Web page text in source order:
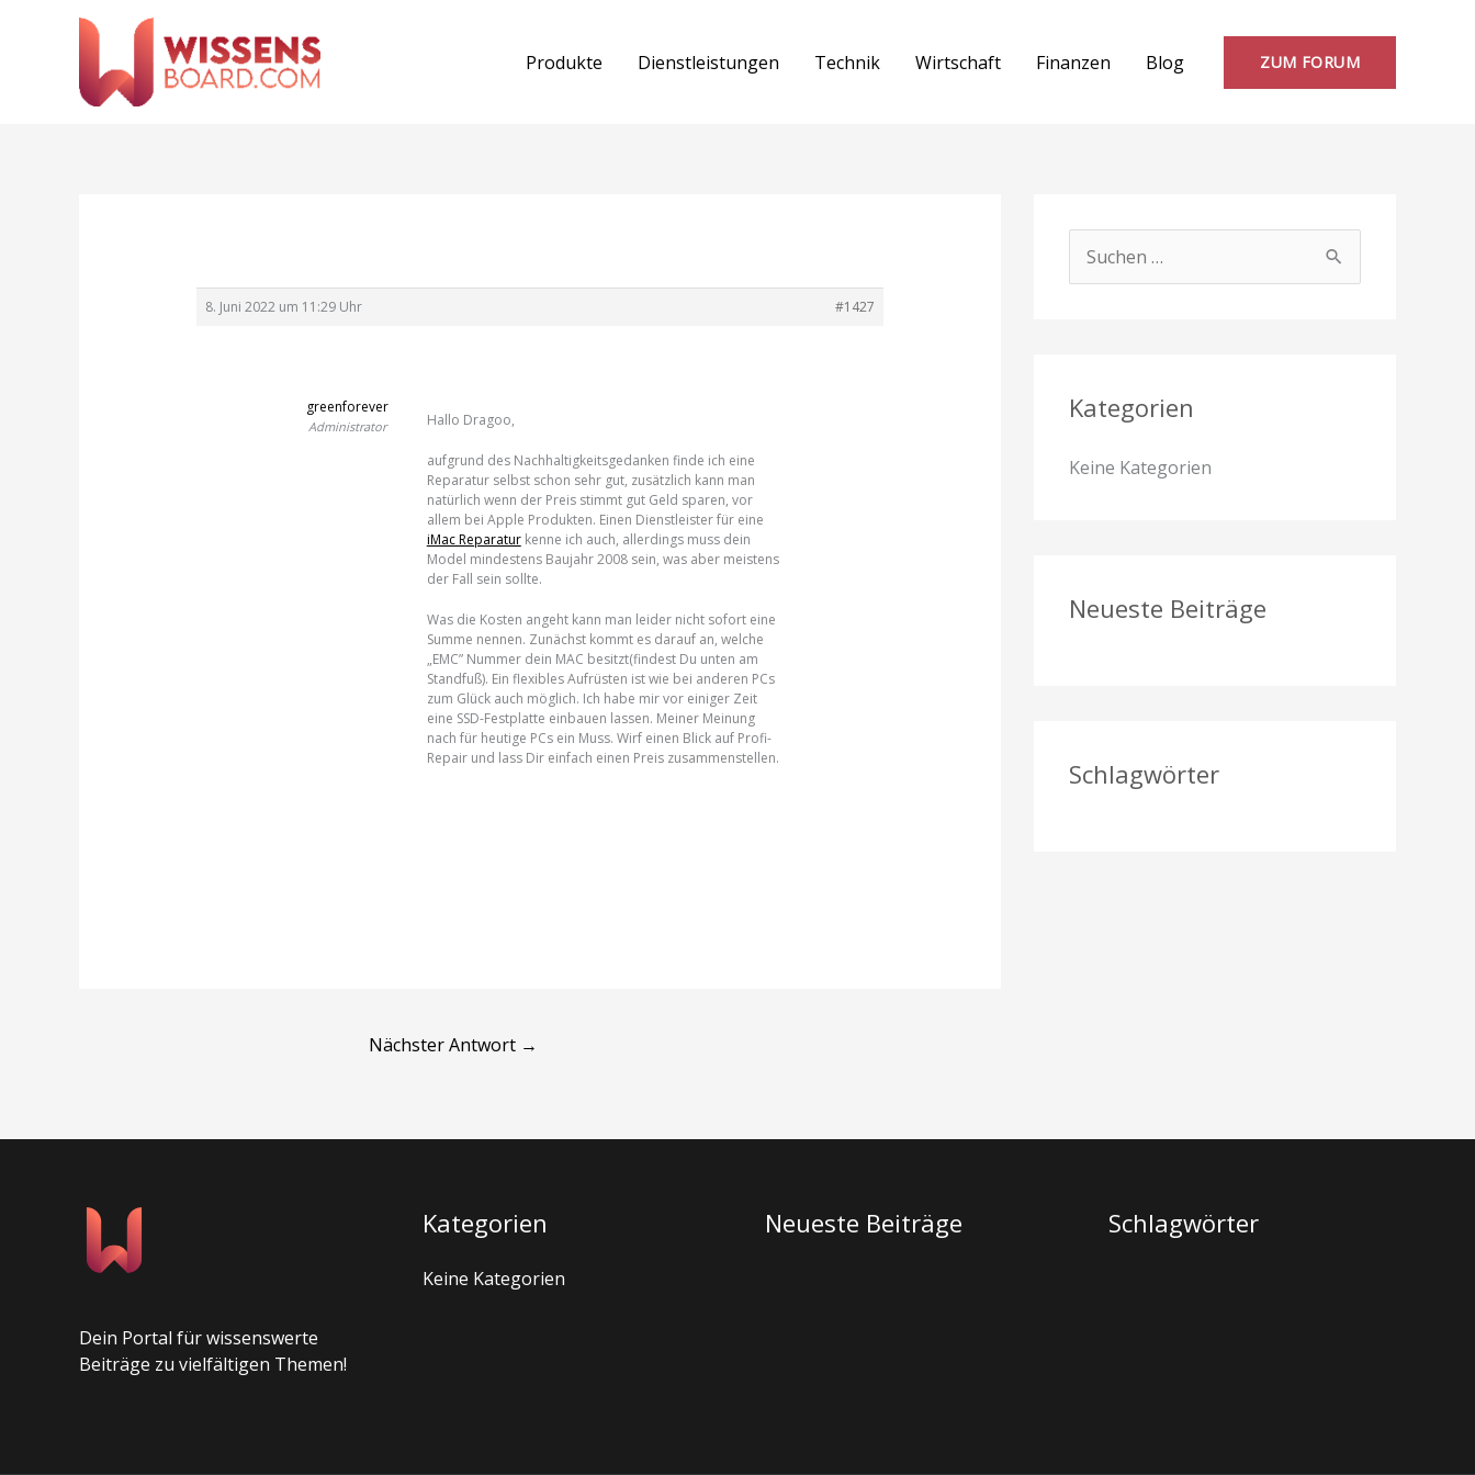
Produkte Dienstleistungen Technik Wirtschaft Finanzen Blog ZUM FORUM
8. Juni 2022 um 11:29 Uhr #1427
greenforever
Administrator Hallo Dragoo,
aufgrund des Nachhaltigkeitsgedanken finde ich eine
Reparatur selbst schon sehr gut, zusätzlich kann man
natürlich wenn der Preis stimmt gut Geld sparen, vor
allem bei Apple Produkten. Einen Dienstleister für eine
iMac Reparaturkenne ich auch, allerdings muss dein
Model mindestens Baujahr 2008 sein, was aber meistens
der Fall sein sollte.
Was die Kosten angeht kann man leider nicht sofort eine
Summe nennen. Zunächst kommt es darauf an, welche
„EMC” Nummer dein MAC besitzt(findest Du unten am
Standfuß). Ein flexibles Aufrüsten ist wie bei anderen PCs
zum Glück auch möglich. Ich habe mir vor einiger Zeit
eine SSD-Festplatte einbauen lassen. Meiner Meinung
nach für heutige PCs ein Muss. Wirf einen Blick auf Profi-
Repair und lass Dir einfach einen Preis zusammenstellen.
Nächster Antwort →
e
n
Kategorien
Keine Kategorien
Neueste Beiträge
Schlagwörter
Dein Portal für wissenswerte
Beiträge zu vielfältigen Themen!
Kategorien
Keine Kategorien
Neueste Beiträge Schlagwörter